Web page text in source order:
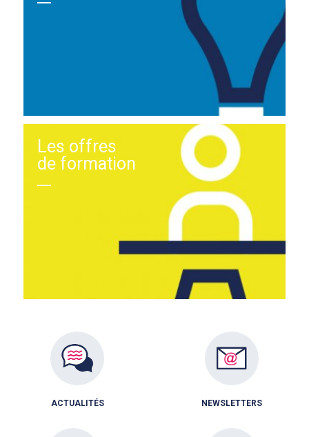
Les offres
de formation
ACTUALITÉS NEWSLETTERS